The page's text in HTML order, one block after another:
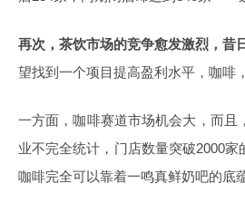
再次，茶饮市场的竞争愈发激烈，昔
望找到一个项目提高盈利水平，咖啡
一方面，咖啡赛道市场机会大，而
业不完全统计，门店数量突破2000
咖啡完全可以靠着一鸣真鲜奶吧的底